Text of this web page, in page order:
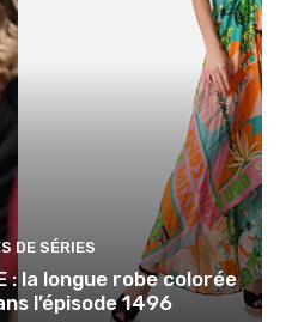
DE SÉRIES
: la longue robe colorée
l’épisode 1496